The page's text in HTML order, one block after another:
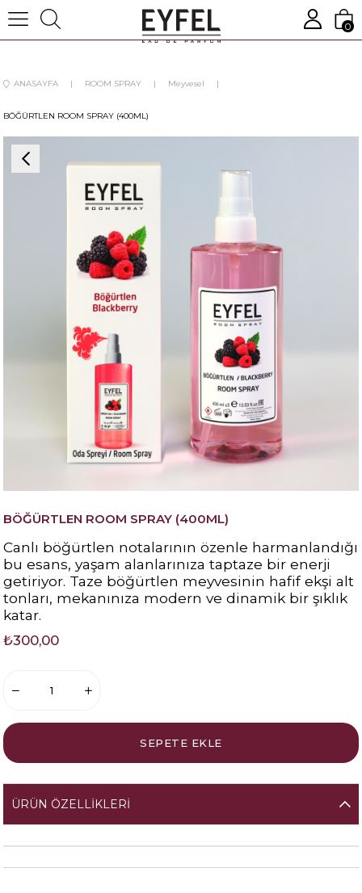
0
ANASAYFA ROOM SPRAY Meyvesel
BÖĞÜRTLEN ROOM SPRAY (400ML)
BÖĞÜRTLEN ROOM SPRAY (400ML)
Canlı böğürtlen notalarının özenle harmanlandığı
bu esans, yaşam alanlarınıza taptaze bir enerji
getiriyor. Taze böğürtlen meyvesinin hafif ekşi alt
tonları, mekanınıza modern ve dinamik bir şıklık
katar.
₺300,00
ÜRÜN ÖZELLIKLERI